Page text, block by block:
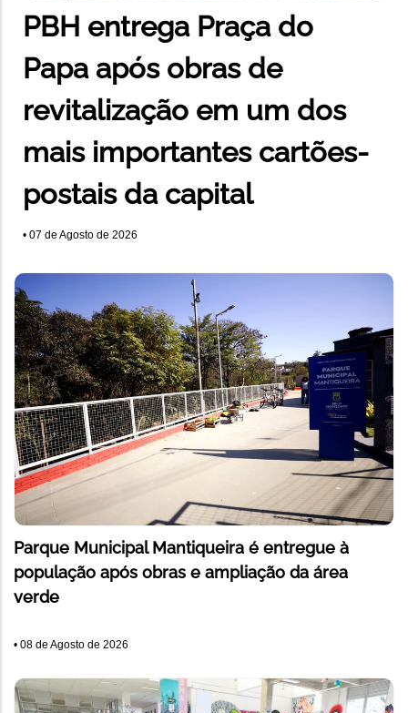
PBH entrega Praça do
Papa após obras de
revitalização em um dos
mais importantes cartões-
postais da capital
• 07 de Agosto de 2026
Parque Municipal Mantiqueira é entregue à
população após obras e ampliação da área
verde
• 08 de Agosto de 2026